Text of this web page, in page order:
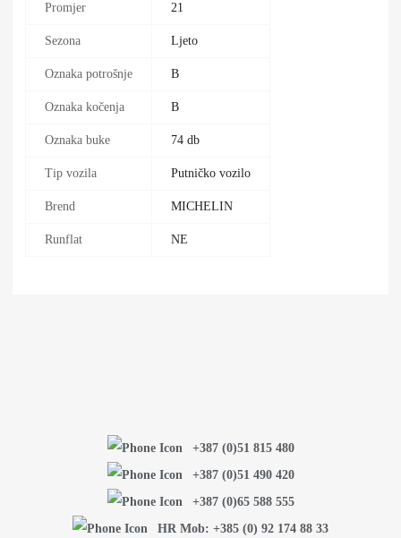
Promjer 21
Sezona Ljeto
Oznaka potrošnje B
Oznaka kočenja B
Oznaka buke 74 db
Tip vozila Putničko vozilo
Brend MICHELIN
Runflat NE
+387 (0)51 815 480
+387 (0)51 490 420
+387 (0)65 588 555
HR Mob: +385 (0) 92 174 88 33